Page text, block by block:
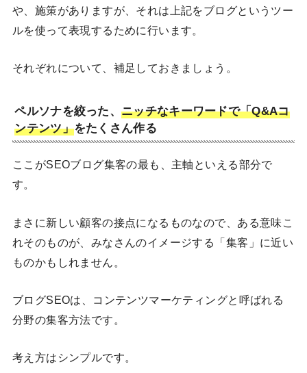
や、施策がありますが、それは上記をブログというツー
ルを使って表現するために行います。
それぞれについて、補足しておきましょう。
ペルソナを絞った、ニッチなキーワードで「Q&Aコ
ンテンツ」をたくさん作る
ここがSEOブログ集客の最も、主軸といえる部分で
す。
まさに新しい顧客の接点になるものなので、ある意味こ
れそのものが、みなさんのイメージする「集客」に近い
ものかもしれません。
ブログSEOは、コンテンツマーケティングと呼ばれる
分野の集客方法です。
考え方はシンプルです。